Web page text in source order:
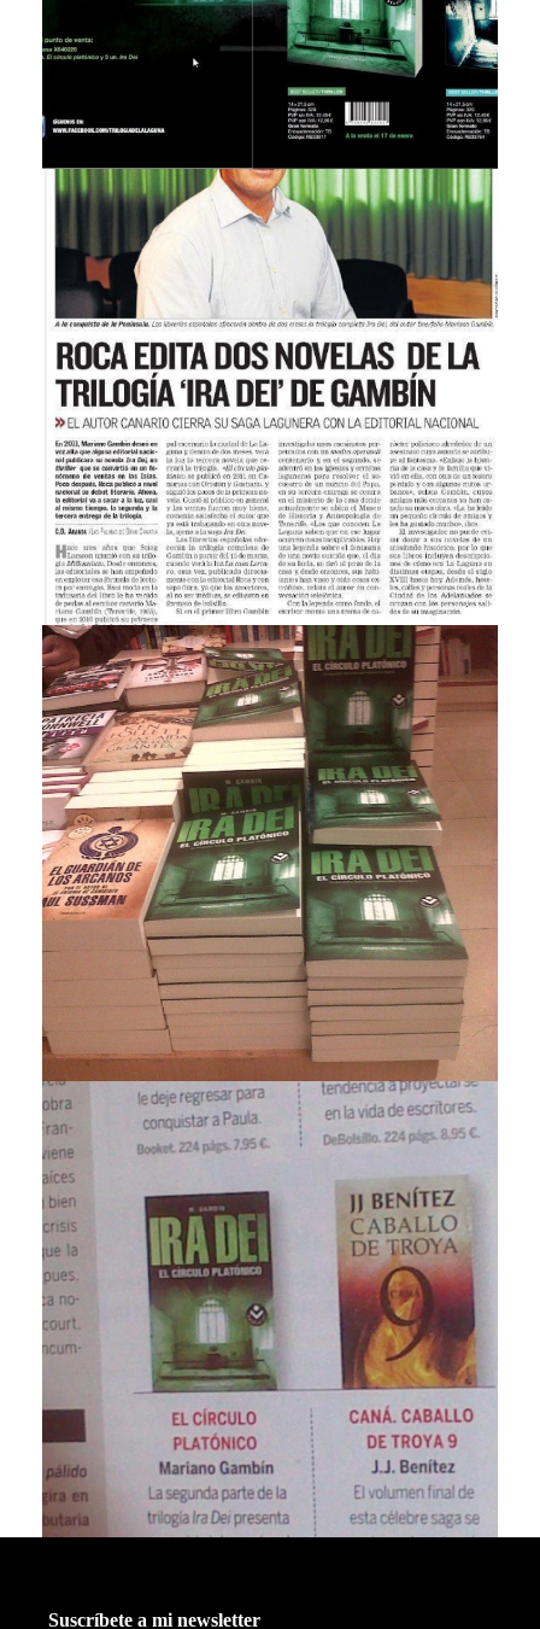
Suscríbete a mi newsletter